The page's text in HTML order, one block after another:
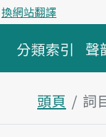
換網站翻譯
分類索引 聲
頭頁 詞